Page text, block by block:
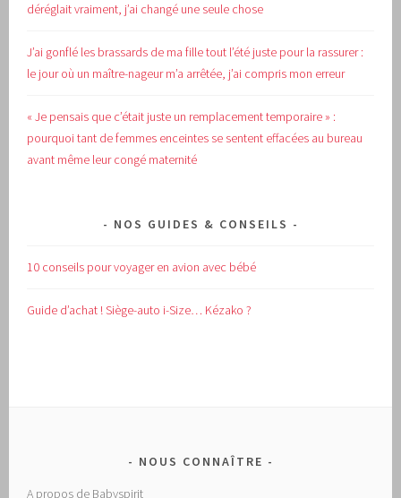
déréglait vraiment, j’ai changé une seule chose
J’ai gonflé les brassards de ma fille tout l’été juste pour la rassurer :
le jour où un maître-nageur m’a arrêtée, j’ai compris mon erreur
« Je pensais que c’était juste un remplacement temporaire » :
pourquoi tant de femmes enceintes se sentent effacées au bureau
avant même leur congé maternité
NOS GUIDES & CONSEILS
10 conseils pour voyager en avion avec bébé
Guide d’achat !Siège-auto i-Size… Kézako ?
NOUS CONNAÎTRE
A propos de Babyspirit